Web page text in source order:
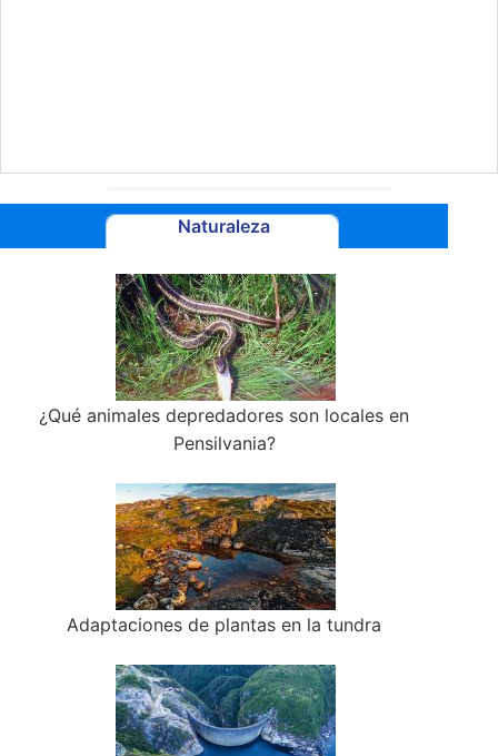
Naturaleza
¿Qué animales depredadores son locales en
Pensilvania?
Adaptaciones de plantas en la tundra